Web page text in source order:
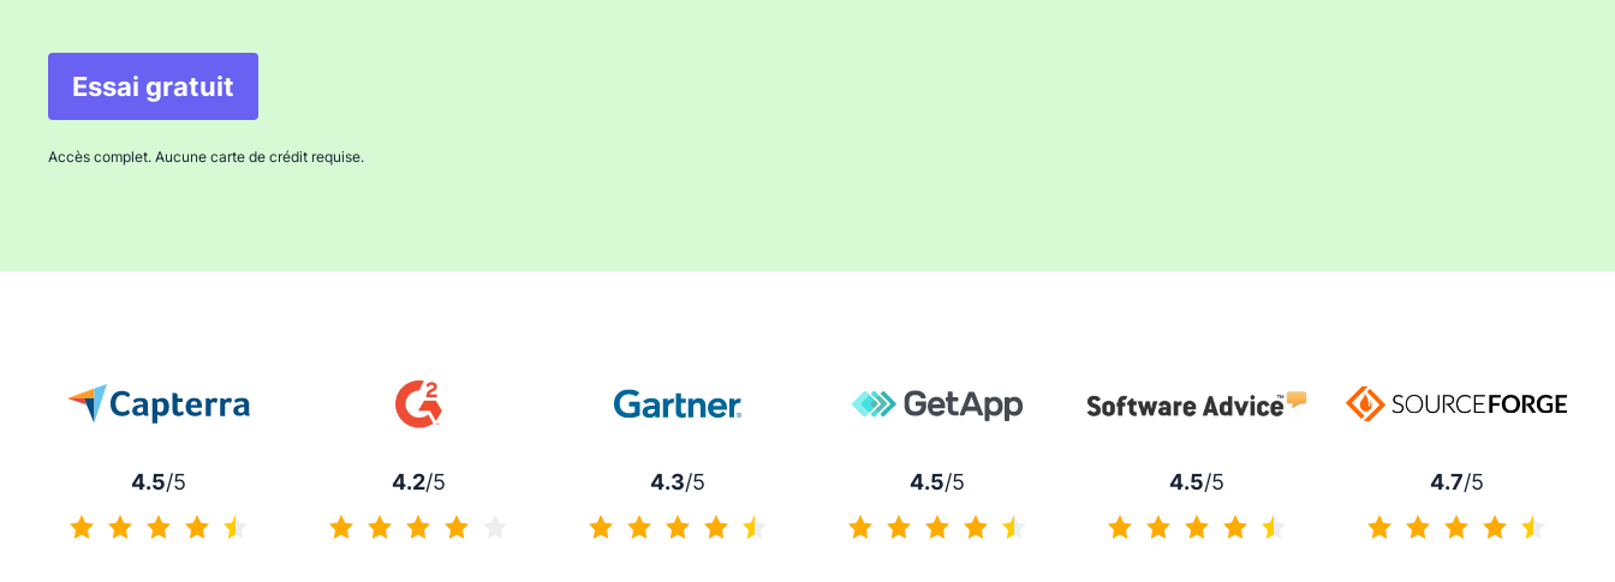
Essai gratuit
Accès complet. Aucune carte de crédit requise.
4.5/5 4.2/5 4.3/5 4.5/5 4.5/5 4.7/5